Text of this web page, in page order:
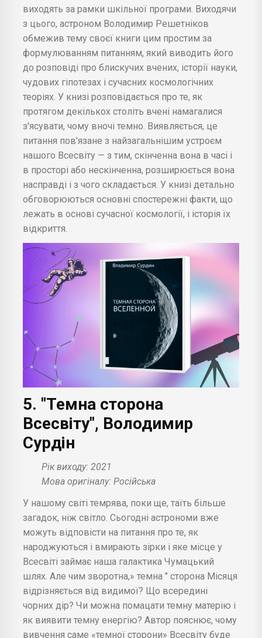
виходять за рамки шкільної програми. Виходячи
з цього, астроном Володимир Решетніков
обмежив тему своєї книги цим простим за
формулюванням питанням, який виводить його
до розповіді про блискучих вчених, історії науки,
чудових гіпотезах і сучасних космологічних
теоріях. У книзі розповідається про те, як
протягом декількох століть вчені намагалися
з'ясувати, чому вночі темно. Виявляється, це
питання пов'язане з найзагальнішим устроєм
нашого Всесвіту — з тим, скінченна вона в часі і
в просторі або нескінченна, розширюється вона
насправді і з чого складається. У книзі детально
обговорюються основні спостережні факти, що
лежать в основі сучасної космології, і історія їх
відкриття.
5. "Темна сторона
Всесвіту", Володимир
Сурдін
Рік виходу: 2021
Мова оригіналу: Російська
У нашому світі темрява, поки ще, таїть більше
загадок, ніж світло. Сьогодні астрономи вже
можуть відповісти на питання про те, як
народжуються і вмирають зірки і яке місце у
Всесвіті займає наша галактика Чумацький
шлях. Але чим зворотна,» темна " сторона Місяця
відрізняється від видимої? Що всередині
чорних дір? Чи можна помацати темну матерію і
як виявити темну енергію? Автор пояснює, чому
вивчення саме «темної сторони» Всесвіту буде